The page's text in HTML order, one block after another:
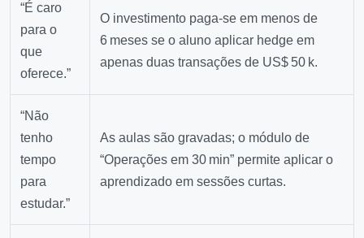
“É caro
para o
que
oferece.”
O investimento paga-se em menos de
6 meses se o aluno aplicar hedge em
apenas duas transações de US$ 50 k.
“Não
tenho
tempo
para
estudar.”
As aulas são gravadas; o módulo de
“Operações em 30 min” permite aplicar o
aprendizado em sessões curtas.